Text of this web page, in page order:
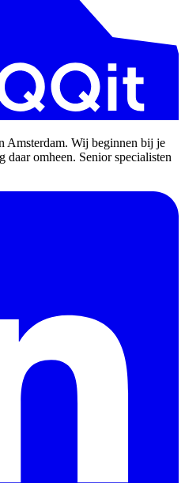
Amsterdam. Wij beginnen bij je
daar omheen. Senior specialisten